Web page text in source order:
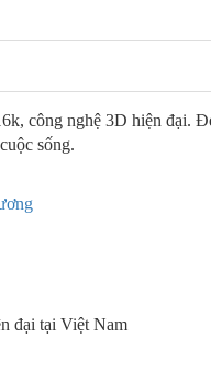
công nghệ 3D hiện đại.
sống.
đại tại Việt Nam